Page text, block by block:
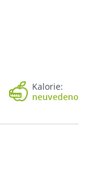
Kalorie:
neuvedeno